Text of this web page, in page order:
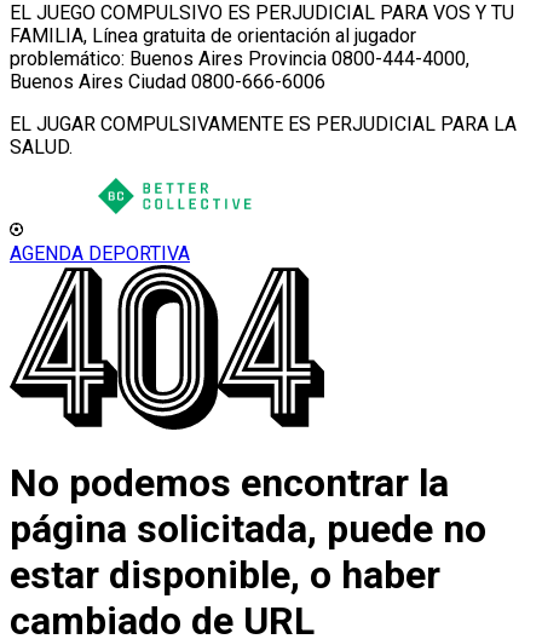
EL JUEGO COMPULSIVO ES PERJUDICIAL PARA VOS Y TU
FAMILIA, Línea gratuita de orientación al jugador
problemático: Buenos Aires Provincia 0800-444-4000,
Buenos Aires Ciudad 0800-666-6006
EL JUGAR COMPULSIVAMENTE ES PERJUDICIAL PARA LA
SALUD.
AGENDA DEPORTIVA
No podemos encontrar la
página solicitada, puede no
estar disponible, o haber
cambiado de URL